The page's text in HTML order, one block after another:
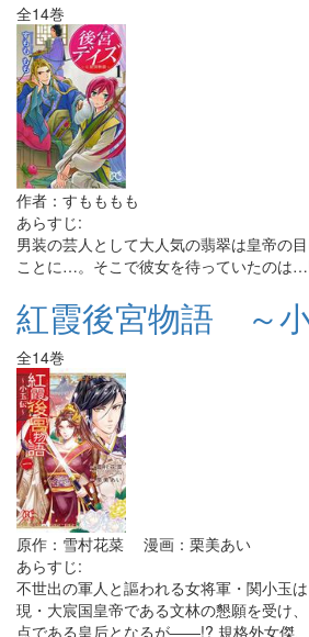
全14巻
作者：すもももも
あらすじ:
男装の芸人として大人気の翡翠は皇帝の
ことに…。そこで彼女を待っていたのは
紅霞後宮物語 ～
全14巻
原作：雪村花菜 漫画：栗美あい
あらすじ:
不世出の軍人と謳われる女将軍・関小玉
現・大宸国皇帝である文林の懇願を受け
点である皇后となるが――!? 規格外女傑